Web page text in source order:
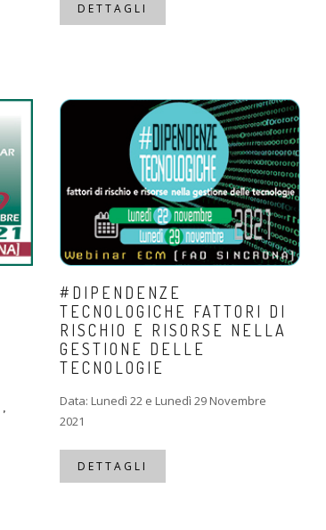
DETTAGLI
#DIPENDENZE
TECNOLOGICHE FATTORI DI
RISCHIO E RISORSE NELLA
GESTIONE DELLE
TECNOLOGIE
Data: Lunedì 22 e Lunedì 29 Novembre
2021
DETTAGLI